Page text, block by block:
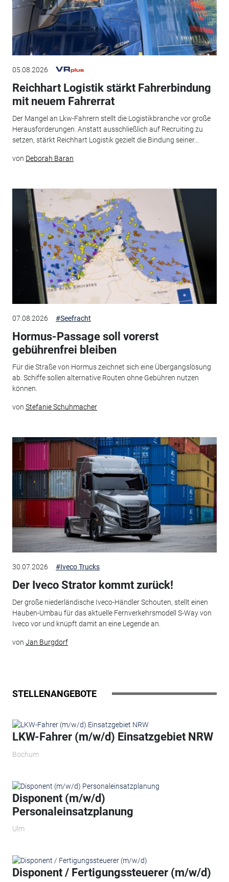
05.08.2026
Reichhart Logistik stärkt Fahrerbindung
mit neuem Fahrerrat
Der Mangel an Lkw-Fahrern stellt die Logistikbranche vor große
Herausforderungen. Anstatt ausschließlich auf Recruiting zu
setzen, stärkt Reichhart Logistik gezielt die Bindung seiner...
von Deborah Baran
07.08.2026 #Seefracht
Hormus-Passage soll vorerst
gebührenfrei bleiben
Für die Straße von Hormus zeichnet sich eine Übergangslösung
ab. Schiffe sollen alternative Routen ohne Gebühren nutzen
können.
von Stefanie Schuhmacher
30.07.2026 #Iveco Trucks
Der Iveco Strator kommt zurück!
Der große niederländische Iveco-Händler Schouten, stellt einen
Hauben-Umbau für das aktuelle Fernverkehrsmodell S-Way von
Iveco vor und knüpft damit an eine Legende an.
von Jan Burgdorf
STELLENANGEBOTE
LKW-Fahrer (m/w/d) Einsatzgebiet NRW
Bochum
Disponent (m/w/d)
Personaleinsatzplanung
Ulm
Disponent / Fertigungssteuerer (m/w/d)